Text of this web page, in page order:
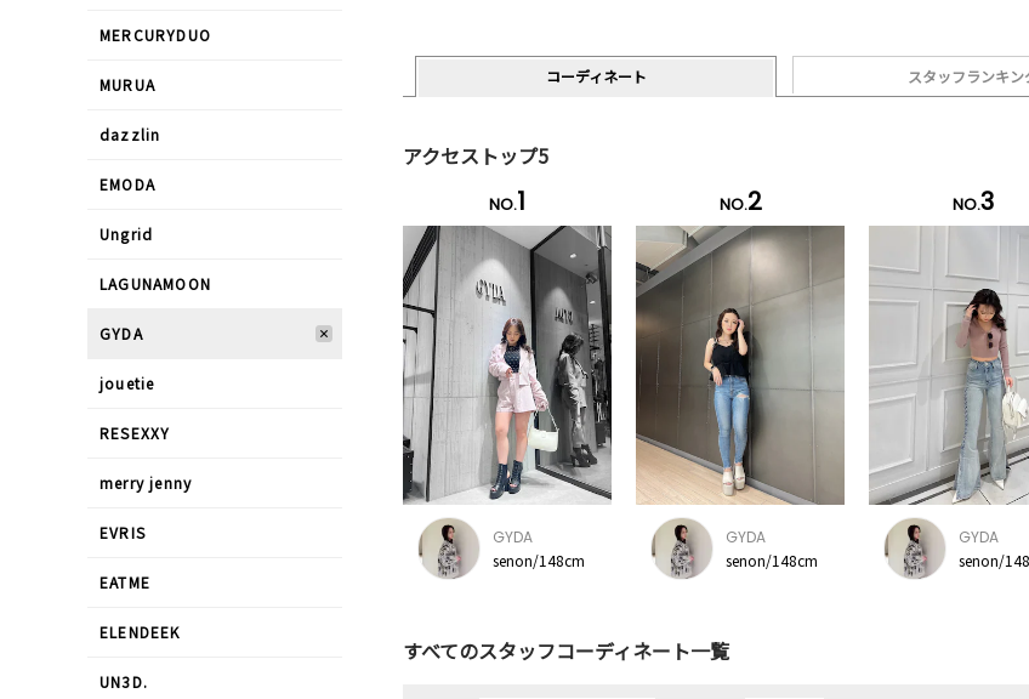
コーディネート スタッフランキン
アクセストップ5
NO.1
GYDA
senon/148cm
NO.2
GYDA
senon/148cm
NO.3
GYDA
senon/
すべてのスタッフコーディネート一覧
MERCURYDUO
MURUA
dazzlin
EMODA
Ungrid
LAGUNAMOON
GYDA
jouetie
RESEXXY
merry jenny
EVRIS
EATME
ELENDEEK
UN3D.